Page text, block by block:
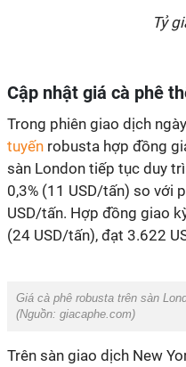
Tỷ
Cập nhật giá cà phê
Trong phiên giao dịch
tuyến robusta hợp đồng
sàn London tiếp tục duy
0,3% (11 USD/tấn) so với
USD/tấn. Hợp đồng giao
(24 USD/tấn), đạt 3.622
Giá cà phê robusta trên sàn
(Nguồn: giacaphe.com)
Trên sàn giao dịch New